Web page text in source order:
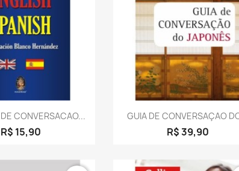
rápida
CONVERSACAO...
R$ 15,90
 Visualização
GUIA DE CONVERSAÇAO
R$ 39,90